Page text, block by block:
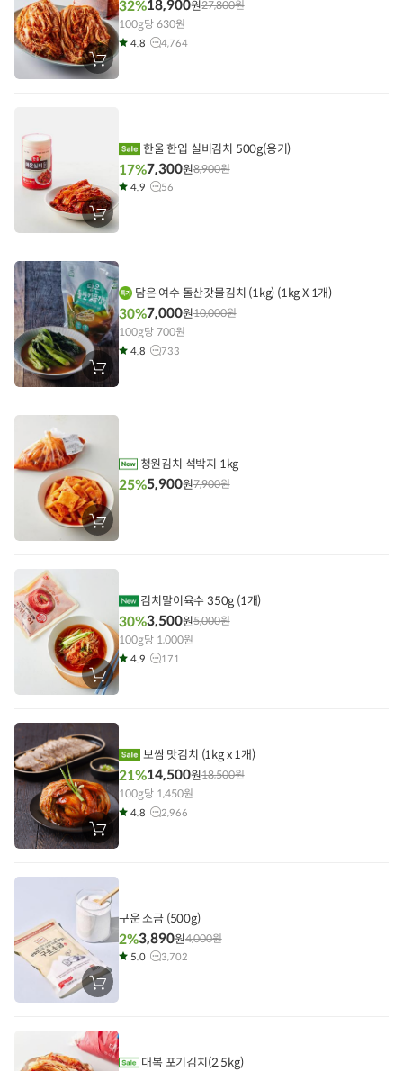
장
바
32%18,900원27,800원
100g당 630원
4.8 4,764
장
바
에
담
기
한울 한입 실비김치 500g(용기)
17%7,300원8,900원
4.9 56
장
바
에
담은 여수 돌산갓물김치 (1kg) (1kg X 1개)
30%7,000원10,000원
100g당 700원
4.8 733
장
바
에
청원김치 석박지 1kg
25%5,900원7,900원
장
바
에
담
기
김치말이육수 350g (1개)
30%3,500원5,000원
100g당 1,000원
4.9 171
장
바
에
담
기
보쌈 맛김치 (1kg x 1개)
21%14,500원18,500원
100g당 1,450원
4.8 2,966
장
바
에
담
기
구운 소금 (500g)
2%3,890원4,000원
5.0 3,702
대복 포기김치(2.5kg)